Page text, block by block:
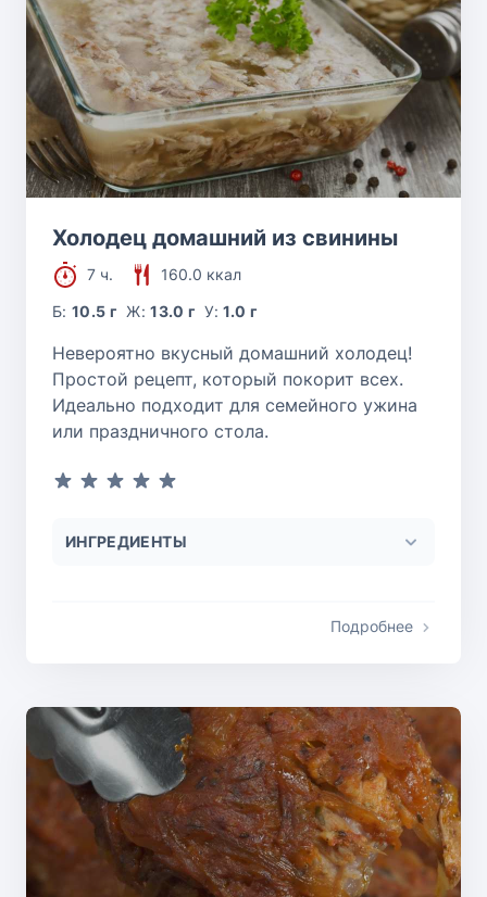
Холодец домашний из свинины
7 ч.
160.0 ккал
Б:10.5 г Ж:13.0 г У:1.0 г
Невероятно вкусный домашний холодец!
Простой рецепт, который покорит всех.
Идеально подходит для семейного ужина
или праздничного стола.
ИНГРЕДИЕНТЫ
Подробнее